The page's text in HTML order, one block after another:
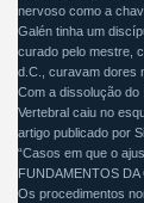
nervoso como a
Galén tinha um
curado pelo mestre,
d.C., curavam dores
Com a dissolução do
Vertebral caiu no
artigo publicado por
“Casos em que o
FUNDAMENTOS
Os procedimentos